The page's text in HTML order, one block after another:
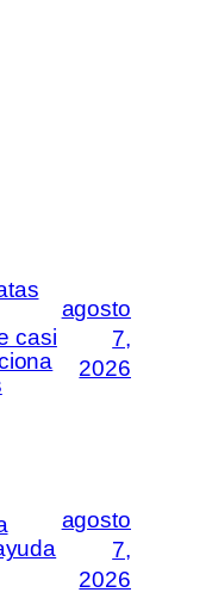
casi
agosto
7,
2026
agosto
7,
2026